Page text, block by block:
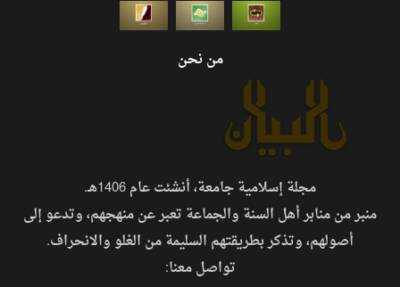
من نحن
مجلة إسلامية جامعة، أنشئت عام 1406هـ.
منبر من منابر أهل السنة والجماعة تعبر عن منهجهم، وتدعو إلى
أصولهم، وتذكر بطريقتهم السليمة من الغلو والانحراف.
تواصل معنا: